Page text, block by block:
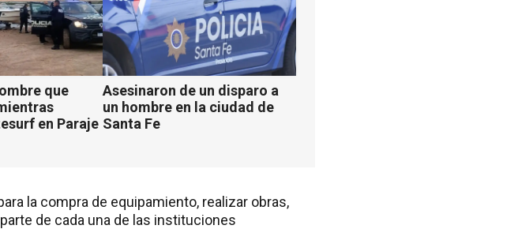
que
en Paraje
Asesinaron de un disparo a
un hombre en la ciudad de
Santa Fe
la compra de equipamiento, realizar obras,
de cada una de las instituciones